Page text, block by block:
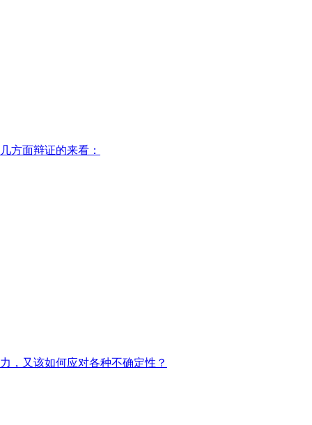
方面辩证的来看：
，又该如何应对各种不确定性？